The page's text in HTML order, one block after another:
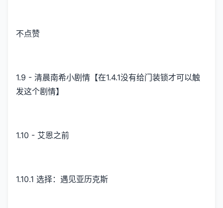
不点赞
1.9 - 清晨南希小剧情【在1.4.1没有给门装锁才可以触
发这个剧情】
1.10 - 艾恩之前
1.10.1 选择：遇见亚历克斯